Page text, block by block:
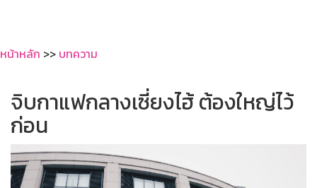
หน้าหลัก >> บทความ
จิบกาแฟกลางเซี่ยงไฮ้ ต้องใหญ่ไว้
ก่อน